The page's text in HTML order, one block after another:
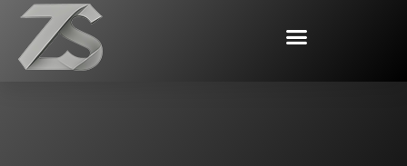
Μετάβαση
περιεχόμενο